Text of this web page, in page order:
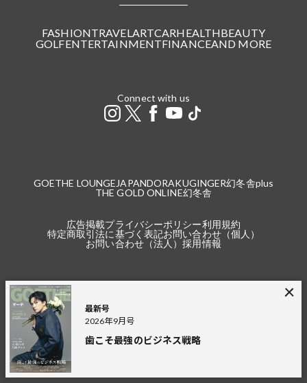
最新号
2026年9月号
歯こそ最強のビジネス戦略
FASHIONTRAVELARTCARHEALTHBEAUTY
GOLFENTERTAINMENTFINANCEAND MORE
Connect with us
GOETHE LOUNGE JAPANDORAKUGINGER幻冬舎plus
THE GOLD ONLINE幻冬舎
広告掲載プライバシーポリシー利用規約
特定商取引法に基づく表記お問い合わせ（個人）
お問い合わせ（法人）採用情報
※本サイトで掲載している商品の価格は2021年4月24日以降の記事より税込（本
体価格＋税）の金額です。
2021年4月23日以前の記事は、税込と記載している場合を除き、本体価格（税
税込の場合の税額は掲載当時の税率に準じます。